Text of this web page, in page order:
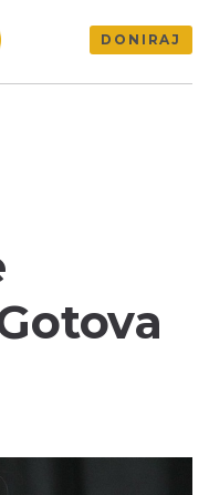
DONIRAJ